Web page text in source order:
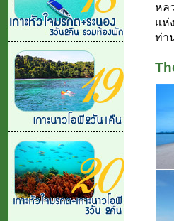
หล
แห่
ท่า